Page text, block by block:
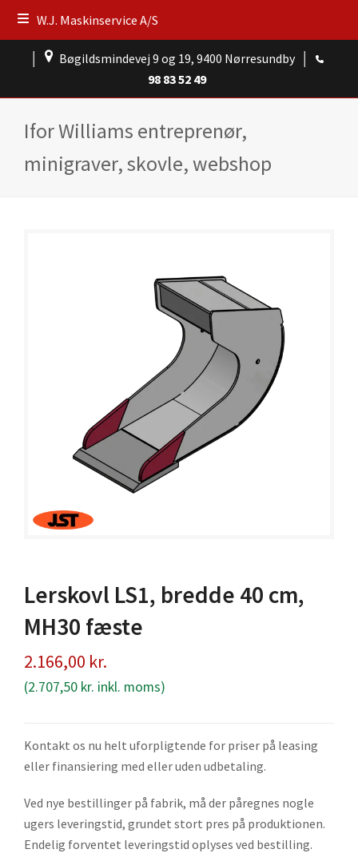
W.J. Maskinservice A/S
Bøgildsmindevej 9 og 19, 9400 Nørresundby
98 83 52 49
Ifor Williams entreprenør,
minigraver, skovle, webshop
Lerskovl LS1, bredde 40 cm,
MH30 fæste
2.166,00 kr.
(2.707,50 kr. inkl. moms)
Kontakt os nu helt uforpligtende for priser på leasing
eller finansiering med eller uden udbetaling.
Ved nye bestillinger på fabrik, må der påregnes nogle
ugers leveringstid, grundet stort pres på produktionen.
Endelig forventet leveringstid oplyses ved bestilling.